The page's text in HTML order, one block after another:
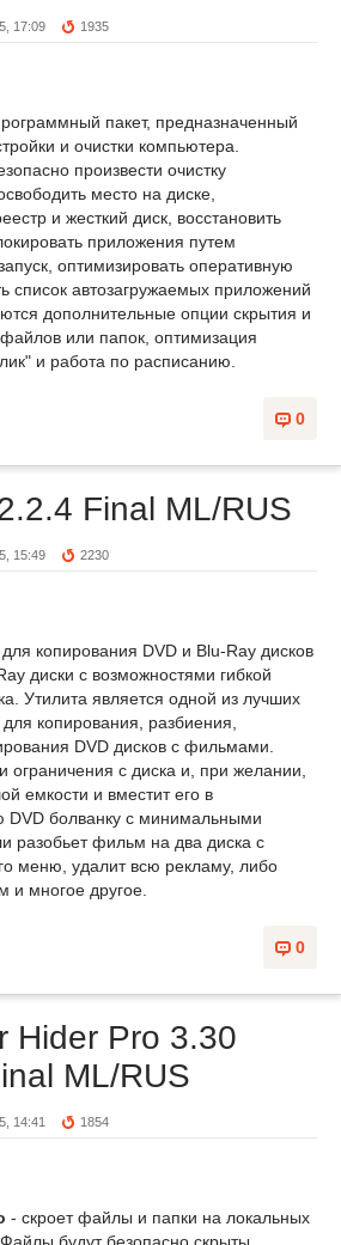
17:09 1935
пакет, предназначенный
и очистки компьютера.
произвести очистку
место на диске,
и жесткий диск, восстановить
приложения путем
оптимизировать оперативную
список автозагружаемых приложений
дополнительные опции скрытия и
или папок, оптимизация
и работа по расписанию.
0
Final ML/RUS
15:49 2230
копирования DVD и Blu-Ray дисков
диски с возможностями гибкой
Утилита является одной из лучших
копирования, разбиения,
DVD дисков с фильмами.
с диска и, при желании,
емкости и вместит его в
DVD болванку с минимальными
разобьет фильм на два диска с
меню, удалит всю рекламу, либо
и многое другое.
0
Hider Pro 3.30
ML/RUS
14:41 1854
- скроет файлы и папки на локальных